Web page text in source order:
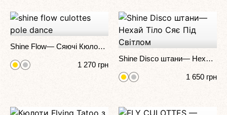
Shine Flow— Сяючі Кюлоти Для Сценічних Костюмів Та Polewear
1 270 грн
Shine Disco штани— Нехай Тіло Сяє Під Світлом
1 650 грн